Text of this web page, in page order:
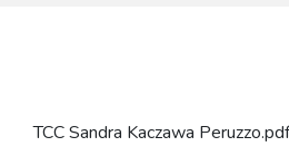
TCC Sandra Kaczawa Peruzzo.pdf